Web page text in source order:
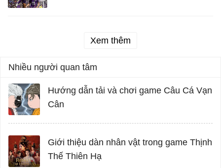
Xem thêm
Nhiều người quan tâm
Hướng dẫn tải và chơi game Câu Cá Vạn
Cân
Giới thiệu dàn nhân vật trong game Thịnh
Thế Thiên Hạ